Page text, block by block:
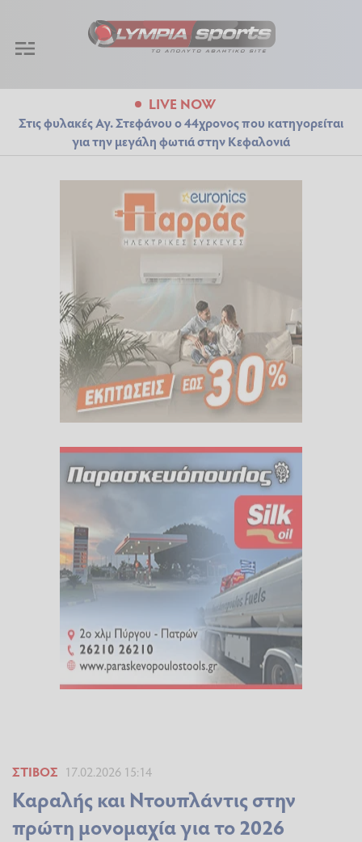
LIVE NOW
Στις φυλακές Αγ. Στεφάνου ο 44χρονος που κατηγορείται
για την μεγάλη φωτιά στην Κεφαλονιά
ΣΤΊΒΟΣ 17.02.2026 15:14
Καραλής και Ντουπλάντις στην
πρώτη μονομαχία για το 2026